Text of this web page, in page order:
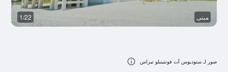
مبنى 1/22
صور لـ ستوديوس آت فونتينبلو تيراس